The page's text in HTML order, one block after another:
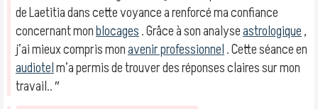
de Laetitia dans cette voyance a renforcé ma confiance
concernant monblocages. Grâce à son analyseastrologique,
j’ai mieux compris monavenir professionnel. Cette séance en
audiotelm’a permis de trouver des réponses claires sur mon
travail.. ″